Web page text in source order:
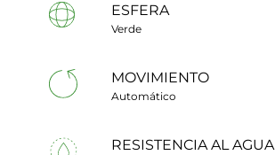
ESFERA
Verde
MOVIMIENTO
Automático
RESISTENCIA AL AGUA